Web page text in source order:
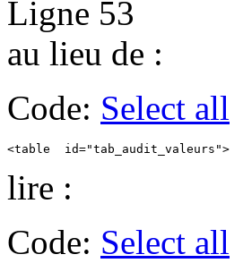
Ligne 53
au lieu de :
Code: Select all
<table  id="tab_audit_valeurs">
lire :
Code: Select all